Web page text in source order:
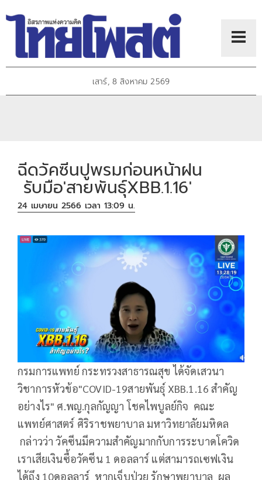
เสาร์, 8 สิงหาคม 2569
ฉีดวัคซีนปูพรมก่อนหน้าฝน
รับมือ'สายพันธุ์XBB.1.16'
24 เมษายน 2566 เวลา 13:09 น.
กรมการแพทย์ กระทรวงสาธารณสุข ได้จัดเสวนา
วิชาการหัวข้อ"COVID-19สายพันธุ์ XBB.1.16 สำคัญ
อย่างไร" ศ.พญ.กุลกัญญา โชคไพบูลย์กิจ คณะ
แพทย์ศาสตร์ ศิริราชพยาบาล มหาวิทยาลัยมหิดล
กล่าวว่า วัคซีนมีความสำคัญมากกับการระบาดโควิด
เราเสียเงินซื้อวัคซีน 1 ดอลลาร์ แต่สามารถเซฟเงิน
ได้ถึง 10ดอลลาร์ หากเจ็บป่วย รักษาพยาบาล ผล